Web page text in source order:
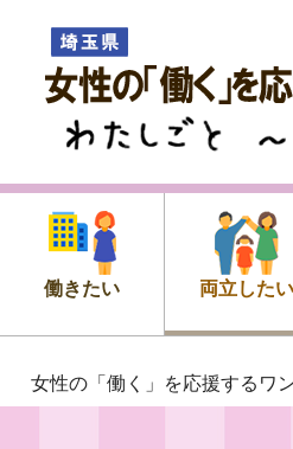
女性の「働く」
プサイト
わたしごと ～
働きたい 両立したい
女性の「働く」を応援するワ